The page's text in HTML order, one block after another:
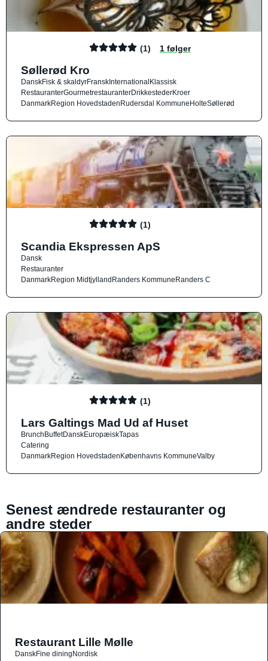
(1) 1 følger
Søllerød Kro
DanskFisk & skaldyrFranskInternationalKlassisk
RestauranterGourmetrestauranterDrikkestederKroer
DanmarkRegion HovedstadenRudersdal KommuneHolteSøllerød
(1)
Scandia Ekspressen ApS
Dansk
Restauranter
DanmarkRegion MidtjyllandRanders KommuneRanders C
(1)
Lars Galtings Mad Ud af Huset
BrunchBuffetDanskEuropæiskTapas
Catering
DanmarkRegion HovedstadenKøbenhavns KommuneValby
Senest ændrede restauranter og
andre steder
Restaurant Lille Mølle
DanskFine diningNordisk